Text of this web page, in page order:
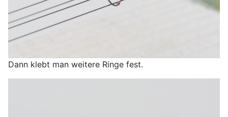
Dann klebt man weitere Ringe fest.